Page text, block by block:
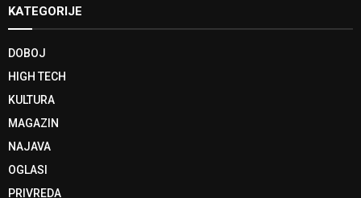
KATEGORIJE
DOBOJ
HIGH TECH
KULTURA
MAGAZIN
NAJAVA
OGLASI
PRIVREDA